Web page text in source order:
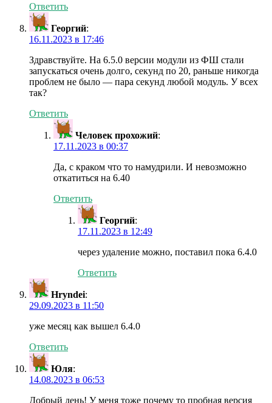
Ответить
Георгий:
16.11.2023 в 17:46
Здравствуйте. На 6.5.0 версии модули из ФШ стали
запускаться очень долго, секунд по 20, раньше никогда
проблем не было — пара секунд любой модуль. У всех
так?
Ответить
Человек прохожий:
17.11.2023 в 00:37
Да, с краком что то намудрили. И невозможно
откатиться на 6.40
Ответить
Георгий:
17.11.2023 в 12:49
через удаление можно, поставил пока 6.4.0
Ответить
Hryndei:
29.09.2023 в 11:50
уже месяц как вышел 6.4.0
Ответить
Юля:
14.08.2023 в 06:53
Добрый день! У меня тоже почему то пробная версия